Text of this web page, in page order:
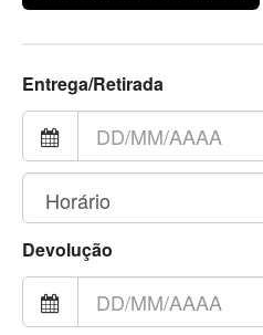
Entrega/Retirada
Devolução